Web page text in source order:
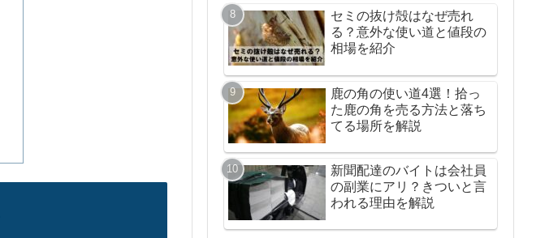
セミの抜け殻はなぜ売れ
る？意外な使い道と値段の
相場を紹介
鹿の角の使い道4選！拾っ
た鹿の角を売る方法と落ち
てる場所を解説
新聞配達のバイトは会社員
の副業にアリ？きついと言
われる理由を解説